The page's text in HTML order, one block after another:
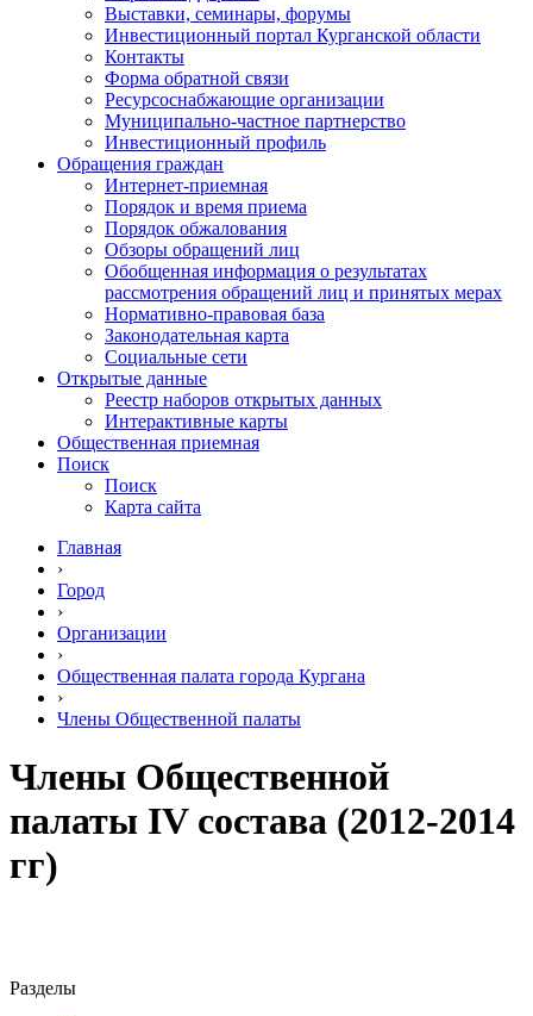
Выставки, семинары, форумы
Инвестиционный портал Курганской области
Контакты
Форма обратной связи
Ресурсоснабжающие организации
Муниципально-частное партнерство
Инвестиционный профиль
Обращения граждан
Интернет-приемная
Порядок и время приема
Порядок обжалования
Обзоры обращений лиц
Обобщенная информация о результатах
рассмотрения обращений лиц и принятых мерах
Нормативно-правовая база
Законодательная карта
Социальные сети
Открытые данные
Реестр наборов открытых данных
Интерактивные карты
Общественная приемная
Поиск
Поиск
Карта сайта
Главная
›
Город
›
Организации
›
Общественная палата города Кургана
›
Члены Общественной палаты
Члены Общественной
палаты IV состава (2012-2014
гг)
Разделы